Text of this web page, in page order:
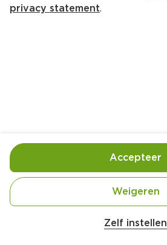
Ingrediënten
privacy statement.
Zelf instellen
Weigeren
Accepteer